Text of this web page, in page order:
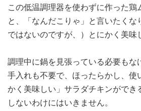
この低温調理器を使わずに作った鶏
と、「なんだこりゃ」と言いたくな
ではないのですが、）とにかく美味
調理中に鍋を見張っている必要もな
手入れも不要で、ほったらかし、使
かく美味しい」サラダチキンができ
しないわけにはいきません。